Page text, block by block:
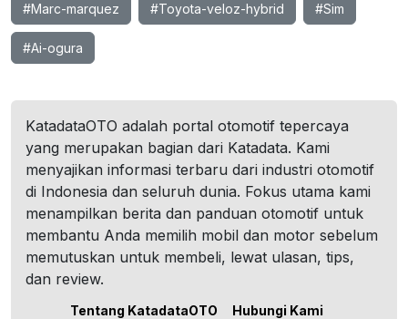
#Marc-marquez #Toyota-veloz-hybrid #Sim
#Ai-ogura
KatadataOTO adalah portal otomotif tepercaya
yang merupakan bagian dari Katadata. Kami
menyajikan informasi terbaru dari industri otomotif
di Indonesia dan seluruh dunia. Fokus utama kami
menampilkan berita dan panduan otomotif untuk
membantu Anda memilih mobil dan motor sebelum
memutuskan untuk membeli, lewat ulasan, tips,
dan review.
Tentang KatadataOTO Hubungi Kami